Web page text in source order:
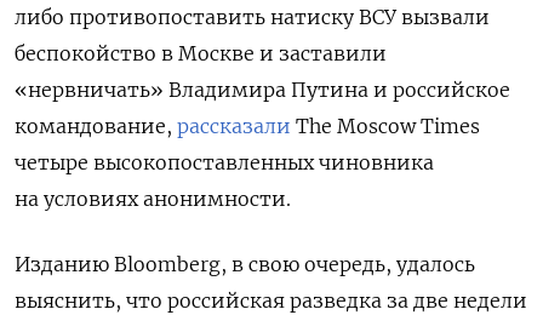
либо противопоставить натиску ВСУ вызвали
беспокойство в Москве и заставили
«нервничать» Владимира Путина и российское
командование, рассказали The Moscow Times
четыре высокопоставленных чиновника
на условиях анонимности.
Изданию Bloomberg, в свою очередь, удалось
выяснить, что российская разведка за две недели